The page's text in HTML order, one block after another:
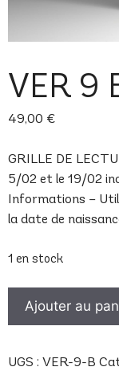
VER 9
49,00 €
GRILLE DE
5/02 et le 19/02
Informations –
la date de
1 en stock
9
Ajouter au
UGS : VER-9-B